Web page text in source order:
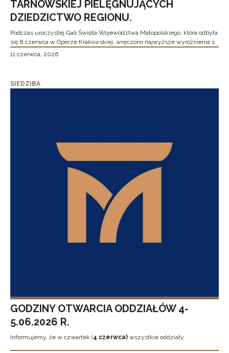
TARNOWSKIEJ PIELĘGNUJĄCYCH
DZIEDZICTWO REGIONU.
Podczas uroczystej Gali Święta Województwa Małopolskiego, która odbyła
się 8 czerwca w Operze Krakowskiej, wręczono najwyższe wyróżnienia s
11 czerwca, 2026
SIEDZIBA
GODZINY OTWARCIA ODDZIAŁÓW 4-
5.06.2026 R.
Informujemy, że w czwartek (4 czerwca) wszystkie oddziały